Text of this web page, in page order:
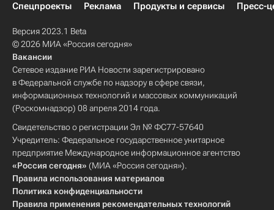
Спецпроекты
Реклама Продукты и сервисы Пресс-
Версия 2023.1 Beta
© 2026 МИА «Россия сегодня»
Вакансии
Сетевое издание РИА Новости зарегистрировано
в Федеральной службе по надзору в сфере связи,
информационных технологий и массовых коммуникаций
(Роскомнадзор) 08 апреля 2014 года.
Свидетельство о регистрации Эл № ФС77-57640
Учредитель: Федеральное государственное унитарное
предприятие Международное информационное агентство
«Россия сегодня» (МИА «Россия сегодня»).
Правила использования материалов
Политика конфиденциальности
Правила применения рекомендательных технологий